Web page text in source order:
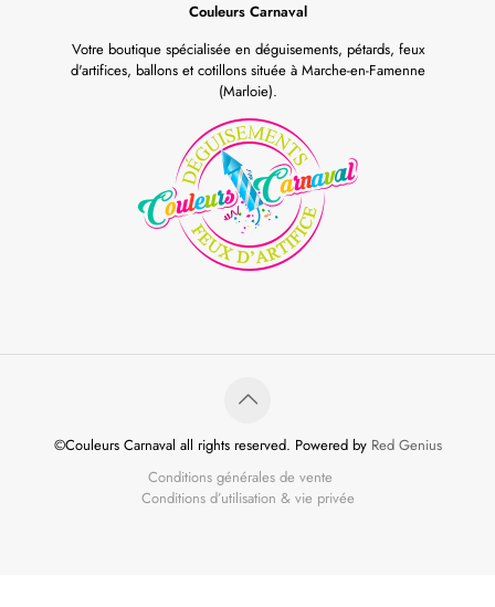
Couleurs Carnaval
Votre boutique spécialisée en déguisements, pétards, feux
d'artifices, ballons et cotillons située à Marche-en-Famenne
(Marloie).
©Couleurs Carnaval all rights reserved. Powered by Red Genius
Conditions générales de vente
Conditions d’utilisation & vie privée